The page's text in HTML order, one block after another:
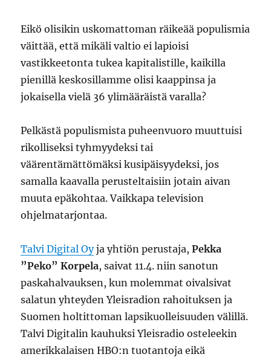
Eikö olisikin uskomattoman räikeää populismia
väittää, että mikäli valtio ei lapioisi
vastikkeetonta tukea kapitalistille, kaikilla
pienillä keskosillamme olisi kaappinsa ja
jokaisella vielä 36 ylimääräistä varalla?
Pelkästä populismista puheenvuoro muuttuisi
rikolliseksi tyhmyydeksi tai
väärentämättömäksi kusipäisyydeksi, jos
samalla kaavalla perusteltaisiin jotain aivan
muuta epäkohtaa. Vaikkapa television
ohjelmatarjontaa.
Talvi Digital Oyja yhtiön perustaja,Pekka
”Peko” Korpela, saivat 11.4. niin sanotun
paskahalvauksen, kun molemmat oivalsivat
salatun yhteyden Yleisradion rahoituksen ja
Suomen holtittoman lapsikuolleisuuden välillä.
Talvi Digitalin kauhuksi Yleisradio osteleekin
amerikkalaisen HBO:n tuotantoja eikä